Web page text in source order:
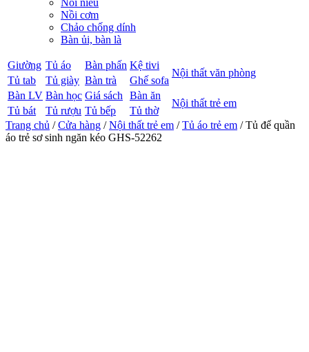
Nồi niêu
Nồi cơm
Chảo chống dính
Bàn ủi, bàn là
Giường Tủ áo Bàn phấn Kệ tivi
Nội thất văn phòng
Tủ tab Tủ giày Bàn trà
Ghế sofa
Bàn LV Bàn học Giá sách Bàn ăn
Nội thất trẻ em
Tủ bát Tủ rượu Tủ bếp
Tủ thờ
Trang chủ /Cửa hàng /Nội thất trẻ em /Tủ áo trẻ em / Tủ để quần
áo trẻ sơ sinh ngăn kéo GHS-52262